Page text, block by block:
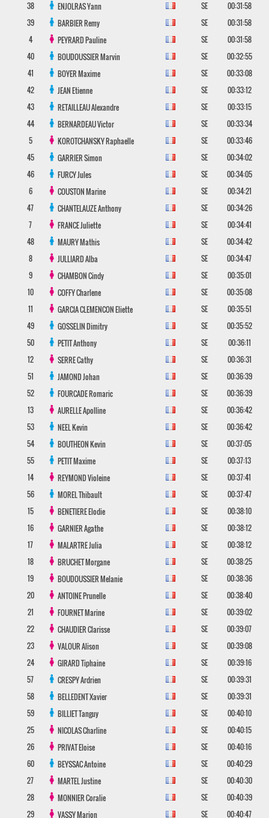
38
ENJOLRASYann SE
00:31:58
39
BARBIERRemy SE
00:31:58
4
PEYRARDPauline SE
00:31:58
40
BOUDOUSSIERMarvin SE
00:32:55
41
BOYERMaxime SE
00:33:08
42
JEANEtienne SE
00:33:12
43
RETAILLEAUAlexandre SE
00:33:15
44
BERNARDEAUVictor SE
00:33:34
5
KOROTCHANSKYRaphaelle SE
00:33:46
45
GARRIERSimon SE
00:34:02
46
FURCYJules SE
00:34:05
6
COUSTONMarine SE
00:34:21
47
CHANTELAUZEAnthony SE
00:34:26
7
FRANCEJuliette SE
00:34:41
48
MAURYMathis SE
00:34:42
8
JULLIARDAlba SE
00:34:47
9
CHAMBONCindy SE
00:35:01
10
COFFYCharlene SE
00:35:08
11
GARCIA CLEMENCONEliette SE
00:35:51
49
GOSSELINDimitry SE
00:35:52
50
PETITAnthony SE
00:36:11
12
SERRECathy SE
00:36:31
51
JAMONDJohan SE
00:36:39
52
FOURCADERomaric SE
00:36:39
13
AURELLEApolline SE
00:36:42
53
NEELKevin SE
00:36:42
54
BOUTHEONKevin SE
00:37:05
55
PETITMaxime SE
00:37:13
14
REYMONDVioleine SE
00:37:41
56
MORELThibault SE
00:37:47
15
BENETIEREElodie SE
00:38:10
16
GARNIERAgathe SE
00:38:12
17
MALARTREJulia SE
00:38:12
18
BRUCHETMorgane SE
00:38:25
19
BOUDOUSSIERMelanie SE
00:38:36
20
ANTOINEPrunelle SE
00:38:40
21
FOURNETMarine SE
00:39:02
22
CHAUDIERClarisse SE
00:39:07
23
VALOURAlison SE
00:39:08
24
GIRARDTiphaine SE
00:39:16
57
CRESPYArdrien SE
00:39:31
58
BELLEDENTXavier SE
00:39:31
59
BILLIETTanguy SE
00:40:10
25
NICOLASCharline SE
00:40:15
26
PRIVATEloise SE
00:40:16
60
BEYSSACAntoine SE
00:40:29
27
MARTELJustine SE
00:40:30
28
MONNIERCoralie SE
00:40:39
29
VASSYMarion SE 00:40:47